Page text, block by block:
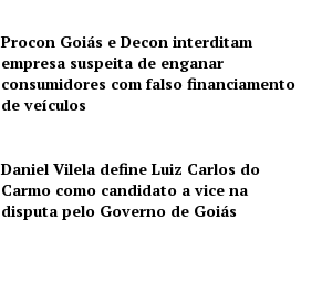
Procon Goiás e Decon interditam
empresa suspeita de enganar
consumidores com falso financiamento
de veículos
Daniel Vilela define Luiz Carlos do
Carmo como candidato a vice na
disputa pelo Governo de Goiás